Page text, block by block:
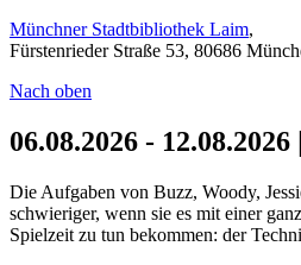
Münchner Stadtbibliothek Laim,
Fürstenrieder Straße 53, 80686
Nach oben
06.08.2026 -
Die Aufgaben von Buzz, Woody,
schwieriger, wenn sie es mit einer
Spielzeit zu tun bekommen: der